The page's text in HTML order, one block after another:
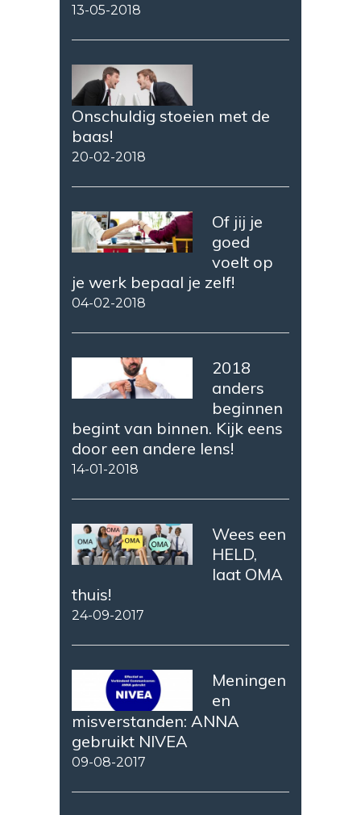
13-05-2018
Onschuldig stoeien met de
baas!
20-02-2018
Of jij je
goed
voelt op
je werk bepaal je zelf!
04-02-2018
2018
anders
beginnen
begint van binnen. Kijk eens
door een andere lens!
14-01-2018
Wees een
HELD,
laat OMA
thuis!
24-09-2017
Meningen
en
misverstanden: ANNA
gebruikt NIVEA
09-08-2017